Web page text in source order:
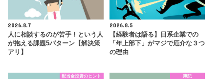
2026.8.7
人に相談するのが苦手！という人
が抱える課題5パターン【解決策
アリ】
2026.8.5
【経験者は語る】日系企業での
「年上部下」がマジで厄介な３つ
の理由
配当金投資のヒント 簿記